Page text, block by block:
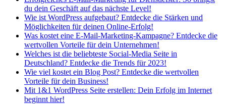
du dein Geschäft auf das nächste Level!
Wie ist WordPress aufgebaut? Entdecke die Stärken und
Möglichkeiten für deinen Online-Erfolg!
Was kostet eine E-Mail-Marketing-Kampagne? Entdecke die
wertvollen Vorteile für dein Unternehmen!
Welches ist die beliebteste Social-Media Seite in
Deutschland? Entdecke die Trends für 2023!
Wie viel kostet ein Blog Post? Entdecke die wertvollen
Vorteile für dein Business!
Mit 1&1 WordPress Seite erstellen: Dein Erfolg im Internet
beginnt hier!